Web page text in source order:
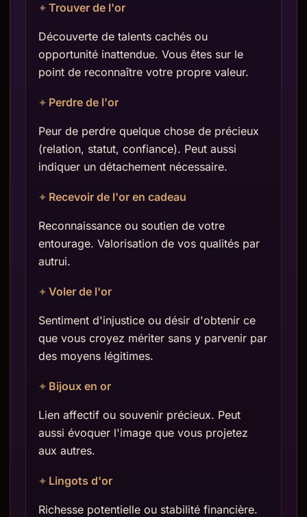
Trouver de l'or
Découverte de talents cachés ou
opportunité inattendue. Vous êtes sur le
point de reconnaître votre propre valeur.
Perdre de l'or
Peur de perdre quelque chose de précieux
(relation, statut, confiance). Peut aussi
indiquer un détachement nécessaire.
Recevoir de l'or en cadeau
Reconnaissance ou soutien de votre
entourage. Valorisation de vos qualités par
autrui.
Voler de l'or
Sentiment d'injustice ou désir d'obtenir ce
que vous croyez mériter sans y parvenir par
des moyens légitimes.
Bijoux en or
Lien affectif ou souvenir précieux. Peut
aussi évoquer l'image que vous projetez
aux autres.
Lingots d'or
Richesse potentielle ou stabilité financière.